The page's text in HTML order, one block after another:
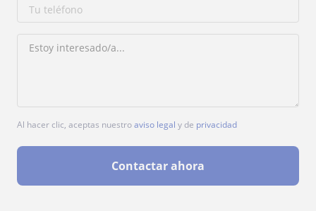
Al hacer clic, aceptas nuestroaviso legal y de privacidad
Contactar ahora